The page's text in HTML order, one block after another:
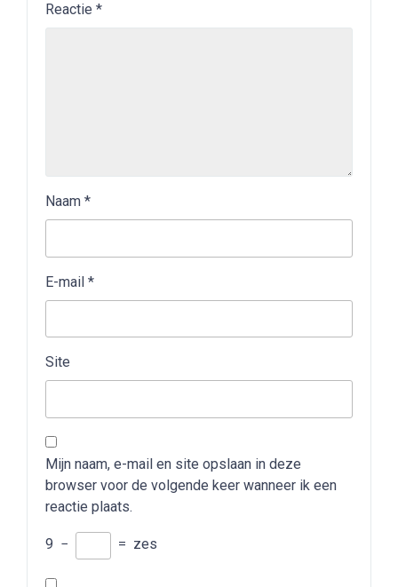
Reactie *
Naam *
E-mail *
Site
Mijn naam, e-mail en site opslaan in deze
browser voor de volgende keer wanneer ik een
reactie plaats.
9 − = zes